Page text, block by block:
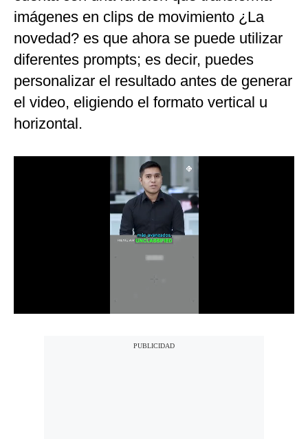
Tecnología
Club del Suscriptor
Mix
G de Gestión
imágenes en clips de movimiento ¿La
novedad? es que ahora se puede utilizar
diferentes prompts; es decir, puedes
personalizar el resultado antes de generar
el video, eligiendo el formato vertical u
horizontal.